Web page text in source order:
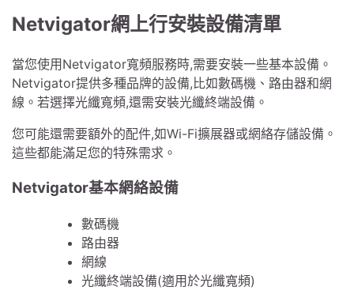
Netvigator網上行安裝設備清單
當您使用Netvigator寬頻服務時,需要安裝一些基本設備。
Netvigator提供多種品牌的設備,比如數碼機、路由器和網
線。若選擇光纖寬頻,還需安裝光纖終端設備。
您可能還需要額外的配件,如Wi-Fi擴展器或網絡存儲設備。
這些都能滿足您的特殊需求。
Netvigator基本網絡設備
數碼機
路由器
網線
光纖終端設備(適用於光纖寬頻)